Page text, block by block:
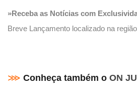
»Receba as Notícias com
Breve Lançamento localizado na
⋙ Conheça também o ON